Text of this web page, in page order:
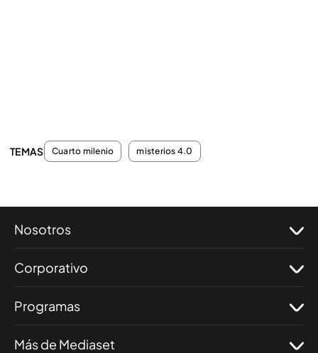
TEMAS Cuarto milenio misterios 4.0
Nosotros
Corporativo
Programas
Más de Mediaset